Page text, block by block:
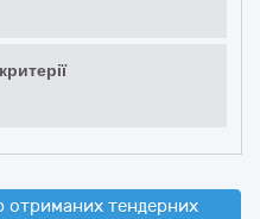
отриманих тендерних